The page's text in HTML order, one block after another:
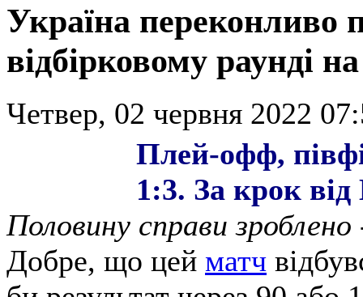
Україна переконливо
відбірковому раунді
Четвер, 02 червня 2022
Плей-офф,
1:3. За крок
Половину справи
Добре, що цей матч